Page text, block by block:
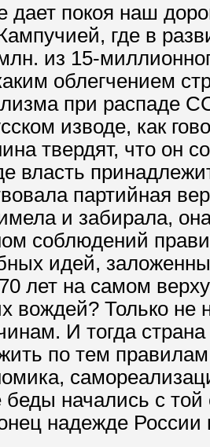
покоя наш
где в
из 15-
облегчением
при распаде
изводе, как
твердят, что он
власть
партийная
и забирала,
соблюдений
идей,
лет на самом
Только не
И тогда
по тем
начались с той
надежде России